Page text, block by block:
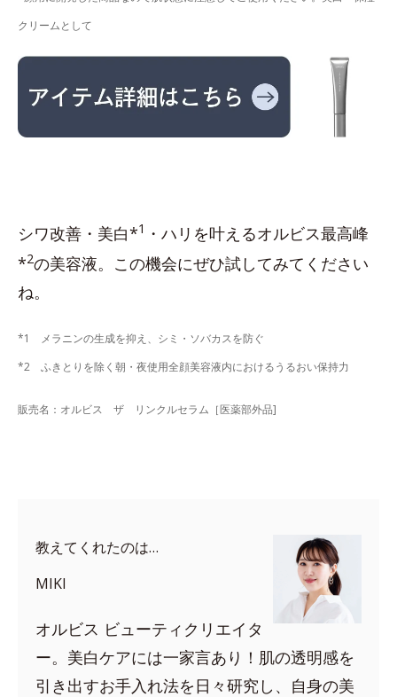
クリームとして
シワ改善・美白*1 ・ハリを叶えるオルビス最高峰
*2の美容液。この機会にぜひ試してみてください
ね。
*1 メラニンの生成を抑え、シミ・ソバカスを防ぐ
*2 ふきとりを除く朝・夜使用全顔美容液内におけるうるおい保持力
販売名：オルビス ザ リンクルセラム［医薬部外品]
教えてくれたのは…
MIKI
オルビス ビューティクリエイタ
ー。美白ケアには一家言あり！肌の透明感を
引き出すお手入れ法を日々研究し、自身の美